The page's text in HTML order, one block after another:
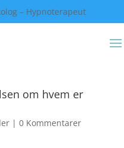
– Hypnoterapeut
om hvem er
| 0 Kommentarer